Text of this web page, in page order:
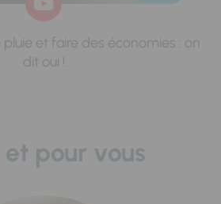
et faire des économies : on
dit oui !
pour vous